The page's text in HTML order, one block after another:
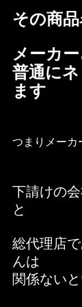
その商
メーカ
普通に
ます
つまりメーカ
下請けの
と
総代理店
んは
関係ない